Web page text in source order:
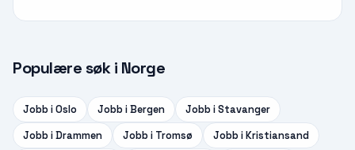
Populære søk i Norge
Jobb iOslo Jobb iBergen Jobb iStavanger
Jobb iDrammen Jobb i Tromsø Jobb iKristiansand